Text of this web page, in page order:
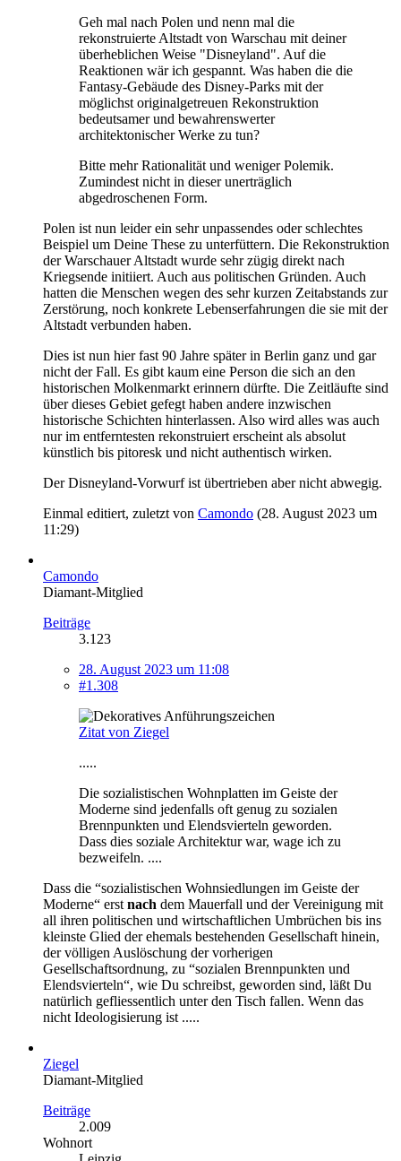
Geh mal nach Polen und nenn mal die
rekonstruierte Altstadt von Warschau mit deiner
überheblichen Weise "Disneyland". Auf die
Reaktionen wär ich gespannt. Was haben die die
Fantasy-Gebäude des Disney-Parks mit der
möglichst originalgetreuen Rekonstruktion
bedeutsamer und bewahrenswerter
architektonischer Werke zu tun?
Bitte mehr Rationalität und weniger Polemik.
Zumindest nicht in dieser unerträglich
abgedroschenen Form.
Polen ist nun leider ein sehr unpassendes oder schlechtes
Beispiel um Deine These zu unterfüttern. Die Rekonstruktion
der Warschauer Altstadt wurde sehr zügig direkt nach
Kriegsende initiiert. Auch aus politischen Gründen. Auch
hatten die Menschen wegen des sehr kurzen Zeitabstands zur
Zerstörung, noch konkrete Lebenserfahrungen die sie mit der
Altstadt verbunden haben.
Dies ist nun hier fast 90 Jahre später in Berlin ganz und gar
nicht der Fall. Es gibt kaum eine Person die sich an den
historischen Molkenmarkt erinnern dürfte. Die Zeitläufte sind
über dieses Gebiet gefegt haben andere inzwischen
historische Schichten hinterlassen. Also wird alles was auch
nur im entferntesten rekonstruiert erscheint als absolut
künstlich bis pitoresk und nicht authentisch wirken.
Der Disneyland-Vorwurf ist übertrieben aber nicht abwegig.
Einmal editiert, zuletzt von Camondo (28. August 2023 um
11:29)
Camondo
Diamant-Mitglied
Beiträge
3.123
28. August 2023 um 11:08
#1.308
Zitat von Ziegel
.....
Die sozialistischen Wohnplatten im Geiste der
Moderne sind jedenfalls oft genug zu sozialen
Brennpunkten und Elendsvierteln geworden.
Dass dies soziale Architektur war, wage ich zu
bezweifeln. ....
Dass die “sozialistischen Wohnsiedlungen im Geiste der
Moderne“ erst nach dem Mauerfall und der Vereinigung mit
all ihren politischen und wirtschaftlichen Umbrüchen bis ins
kleinste Glied der ehemals bestehenden Gesellschaft hinein,
der völligen Auslöschung der vorherigen
Gesellschaftsordnung, zu “sozialen Brennpunkten und
Elendsvierteln“, wie Du schreibst, geworden sind, läßt Du
natürlich gefliessentlich unter den Tisch fallen. Wenn das
nicht Ideologisierung ist .....
Ziegel
Diamant-Mitglied
Beiträge
2.009
Wohnort